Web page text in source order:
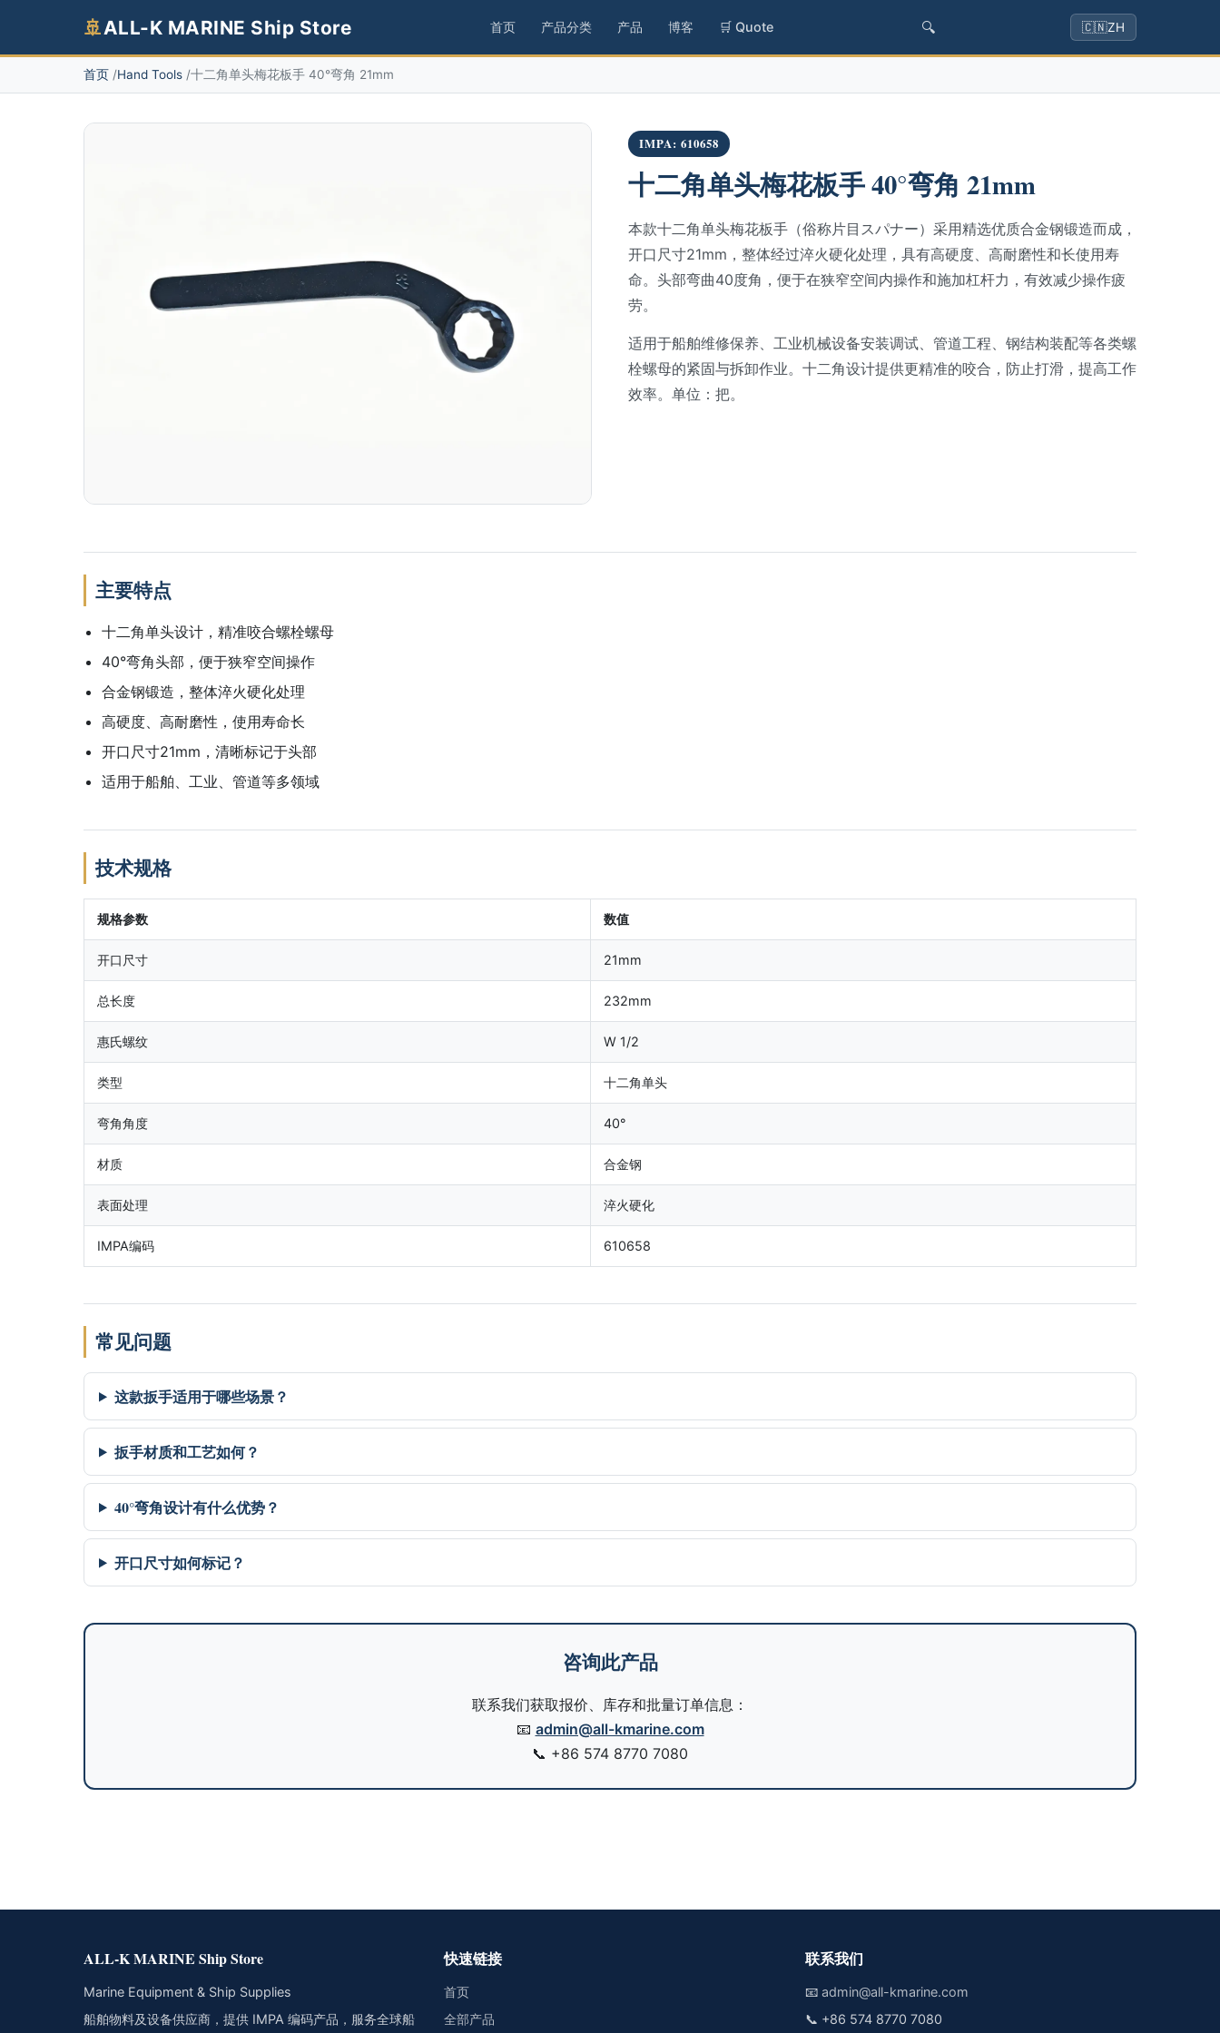
🚢ALL-K MARINE Ship Store 首页 产品分类 产品 博客 🛒 Quote 🔍 🇨🇳ZH
首页 Hand Tools 十二角单头梅花板手 40°弯角 21mm
IMPA: 610658
十二角单头梅花板手 40°弯角 21mm
本款十二角单头梅花板手（俗称片目スパナー）采用精选优质合金钢锻造而成，
开口尺寸21mm，整体经过淬火硬化处理，具有高硬度、高耐磨性和长使用寿
命。头部弯曲40度角，便于在狭窄空间内操作和施加杠杆力，有效减少操作疲
劳。
适用于船舶维修保养、工业机械设备安装调试、管道工程、钢结构装配等各类螺
栓螺母的紧固与拆卸作业。十二角设计提供更精准的咬合，防止打滑，提高工作
效率。单位：把。
主要特点
十二角单头设计，精准咬合螺栓螺母
40°弯角头部，便于狭窄空间操作
合金钢锻造，整体淬火硬化处理
高硬度、高耐磨性，使用寿命长
开口尺寸21mm，清晰标记于头部
适用于船舶、工业、管道等多领域
技术规格
规格参数 数值
开口尺寸 21mm
总长度 232mm
惠氏螺纹 W 1/2
类型 十二角单头
弯角角度 40°
材质 合金钢
表面处理 淬火硬化
IMPA编码 610658
常见问题
这款扳手适用于哪些场景？
扳手材质和工艺如何？
40°弯角设计有什么优势？
开口尺寸如何标记？
咨询此产品
联系我们获取报价、库存和批量订单信息：
📧 admin@all-kmarine.com
📞 +86 574 8770 7080
ALL-K MARINE Ship Store
Marine Equipment & Ship Supplies
船舶物料及设备供应商，提供 IMPA 编码产品，服务全球船
快速链接
首页
全部产品
联系我们
📧 admin@all-kmarine.com
📞 +86 574 8770 7080